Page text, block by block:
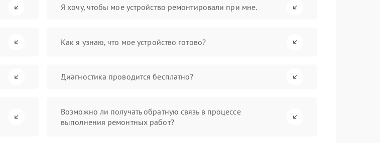
Я хочу, чтобы мое устройство ремонтировали при мне.
Как я узнаю, что мое устройство готово?
Диагностика проводится бесплатно?
Возможно ли получать обратную связь в процессе
выполнения ремонтных работ?